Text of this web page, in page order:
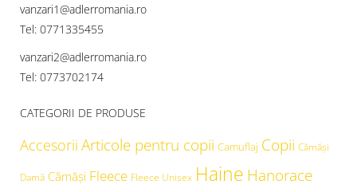
vanzari1@adlerromania.ro
Tel: 0771335455
vanzari2@adlerromania.ro
Tel: 0773702174
CATEGORII DE PRODUSE
Accesorii Articole pentru copii Camuflaj Copii Cămăşi
Damă Cămăși Fleece Fleece Unisex Haine Hanorace